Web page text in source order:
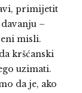
primijetit
–
misli.
kršćanski
uzimati.
da je, ako